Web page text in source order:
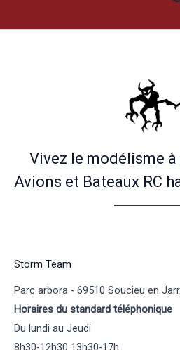
Vivez le modélisme
Avions et Bateaux RC
Storm Team
Parc arbora - 69510 Soucieu en
Horaires du standard téléphonique
Du lundi au Jeudi
8h30-12h30 13h30-17h